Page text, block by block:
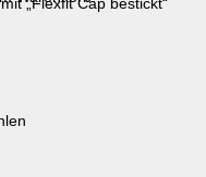
„Flexfit Cap bestickt“